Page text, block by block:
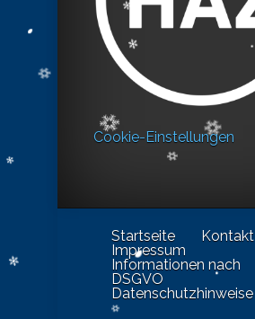
Cookie-Einstellungen
Startseite
Kontakt
Impressum
Informationen nach
DSGVO
Datenschutzhinweise